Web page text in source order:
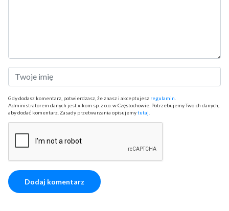
Gdy dodasz komentarz, potwierdzasz, że znasz i akceptujesz regulamin
Administratorem danych jest x-kom sp. z o.o. w Częstochowie. Potrzebujemy Twoich danych,
aby dodać komentarz. Zasady przetwarzania opisujemytutaj